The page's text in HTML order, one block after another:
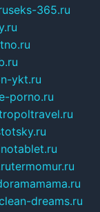
seks-365.ru
ykt.ru
porno.ru
termomur.ru
dreams.ru